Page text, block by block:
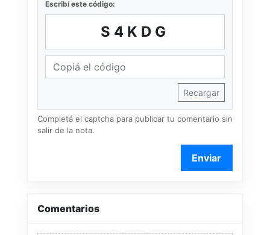
Escribí este código:
S4KDG
Recargar
Completá el captcha para publicar tu comentario sin
salir de la nota.
Enviar
Comentarios